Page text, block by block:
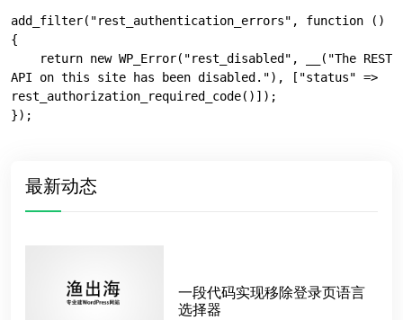
add_filter("rest_authentication_errors", function ()
{
API on this site has been disabled."), ["status" =>
rest_authorization_required_code()]);
});
最新动态
一段代码实现移除登录页语言
选择器